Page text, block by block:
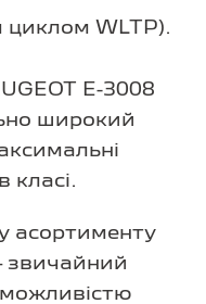
циклом WLTP).
E-3008
широкий
класі.
асортименту
звичайний
можливістю